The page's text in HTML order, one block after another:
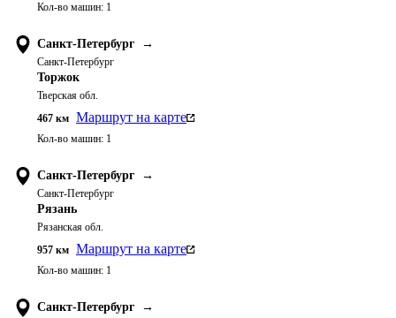
Кол-во машин: 1
Санкт-Петербург →
Санкт-Петербург
Торжок
Тверская обл.
467 км Маршрут на карте
Кол-во машин: 1
Санкт-Петербург →
Санкт-Петербург
Рязань
Рязанская обл.
957 км Маршрут на карте
Кол-во машин: 1
Санкт-Петербург →